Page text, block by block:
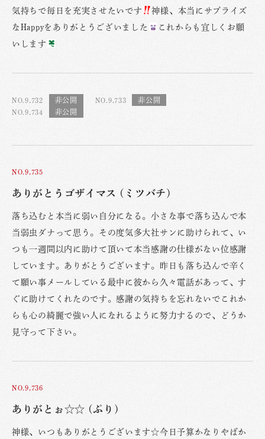
気持ちで毎日を充実させたいです
神様、本当にサプライズ
なHappyをありがとうございました
これからも宜しくお願
いします
NO.9,732
NO.9,733
NO.9,734
NO.9,735
ありがとうゴザイマス (ミツバチ)
落ち込むと本当に弱い自分になる。小さな事で落ち込んで本
当弱虫ダナって思う。その度気多大社サンに助けられて、い
つも一週間以内に助けて頂いて本当感謝の仕様がない位感謝
しています。ありがとうございます。昨日も落ち込んで辛く
て願い事メールしている最中に彼から久々電話があって、す
ぐに助けてくれたのです。感謝の気持ちを忘れないでこれか
らも心の綺麗で強い人になれるように努力するので、どうか
見守って下さい。
NO.9,736
ありがとぉ☆☆ (ぷり)
神様、いつもありがとうございます☆今日予算かなりやばか